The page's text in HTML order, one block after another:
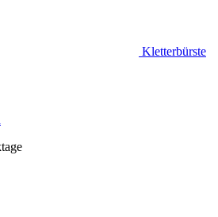
Kletterbürste